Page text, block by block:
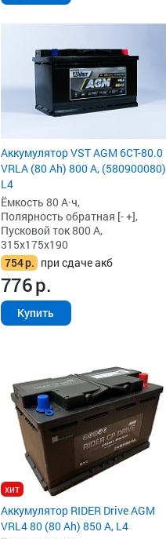
Аккумулятор VST AGM 6СТ-80.0
VRLA (80 Ah) 800 А, (580900080)
L4
Ёмкость 80 А·ч,
Полярность обратная [- +],
Пусковой ток 800 А,
315x175x190
754р. при сдаче акб
776р.
Купить
хит
Аккумулятор RIDER Drive AGM
VRL4 80 (80 Ah) 850 А, L4